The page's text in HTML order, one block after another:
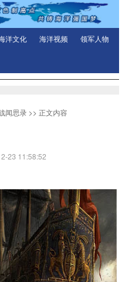
洋文化 海洋视频 领军人物
闻思录 >> 正文内容
23 11:58:52